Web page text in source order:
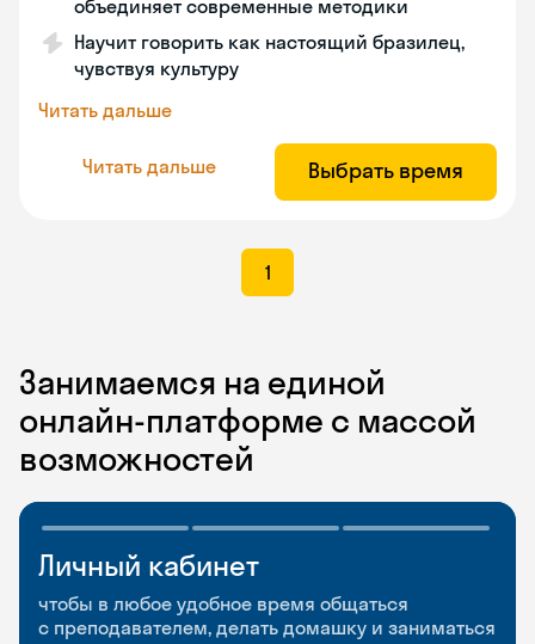
объединяет современные методики
Научит говорить как настоящий бразилец,
чувствуя культуру
Читать дальше
Читать дальше Выбрать время
1
Занимаемся на единой
онлайн-платформе с массой
возможностей
Личный кабинет
чтобы в любое удобное время общаться
с преподавателем, делать домашку и заниматься
Мобильное
приложение
чтобы заниматься и изучать новые слова где
Разговорные клубы
и Talks
Групповые занятия для разговорной практики